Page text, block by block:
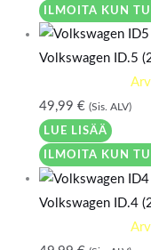
ILMOITA KUN
Volkswagen ID.5
49,99 € (Sis. ALV)
LUE LISÄÄ
ILMOITA KUN
Volkswagen ID.4